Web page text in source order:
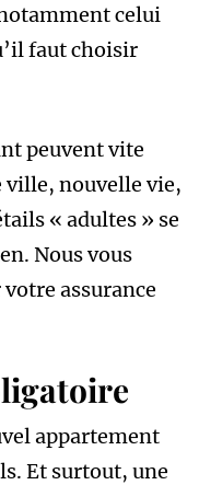
celui
faut choisir
peuvent vite
ville, nouvelle vie,
« adultes » se
Nous vous
assurance
appartement
Et surtout, une